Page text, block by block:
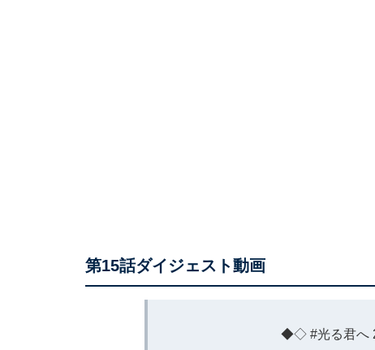
第15話ダイジェスト動画
◆◇ #光る君へ